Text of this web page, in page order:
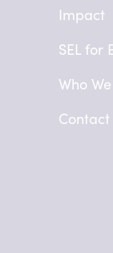
Impact
SEL for
Who
Contact